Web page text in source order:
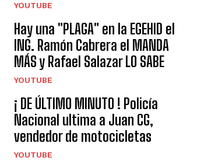
YOUTUBE
Hay una "PLAGA" en la EGEHID el
ING. Ramón Cabrera el MANDA
MÁS y Rafael Salazar LO SABE
YOUTUBE
¡ DE ÚLTIMO MINUTO ! Policía
Nacional ultima a Juan CG,
vendedor de motocicletas
YOUTUBE